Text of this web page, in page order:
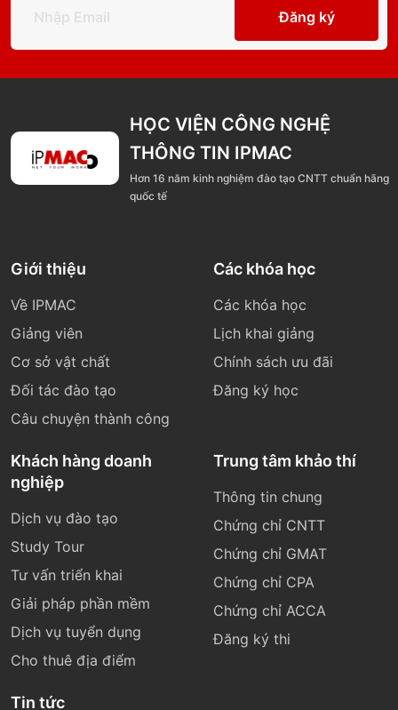
Đăng ký
HỌC VIỆN CÔNG NGHỆ
THÔNG TIN IPMAC
Hơn 16 năm kinh nghiệm đào tạo CNTT chuẩn hãng
quốc tế
Giới thiệu
Về IPMAC
Giảng viên
Cơ sở vật chất
Đối tác đào tạo
Câu chuyện thành công
Các khóa học
Các khóa học
Lịch khai giảng
Chính sách ưu đãi
Đăng ký học
Khách hàng doanh
nghiệp
Dịch vụ đào tạo
Study Tour
Tư vấn triển khai
Giải pháp phần mềm
Dịch vụ tuyển dụng
Cho thuê địa điểm
Trung tâm khảo thí
Thông tin chung
Chứng chỉ CNTT
Chứng chỉ GMAT
Chứng chỉ CPA
Chứng chỉ ACCA
Đăng ký thi
Tin tức